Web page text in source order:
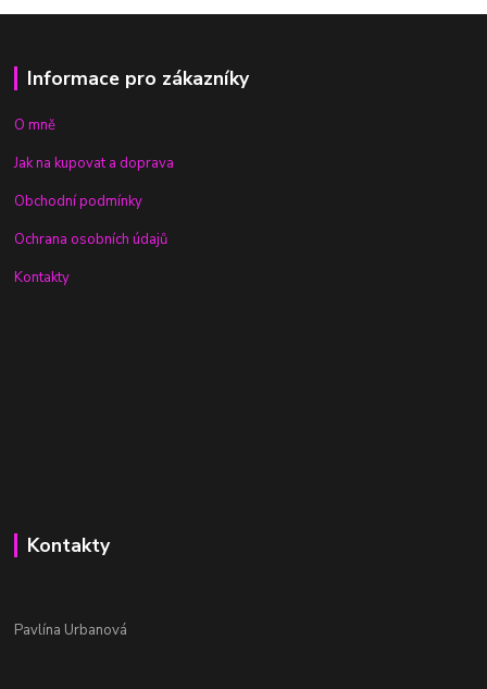
Informace pro zákazníky
O mně
Jak na kupovat a doprava
Obchodní podmínky
Ochrana osobních údajů
Kontakty
Kontakty
Pavlína Urbanová